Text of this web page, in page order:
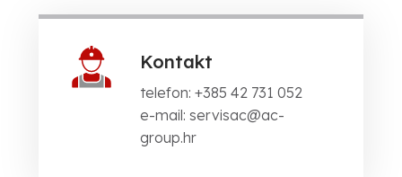
Kontakt
telefon: +385 42 731 052
e-mail: servisac@ac-
group.hr